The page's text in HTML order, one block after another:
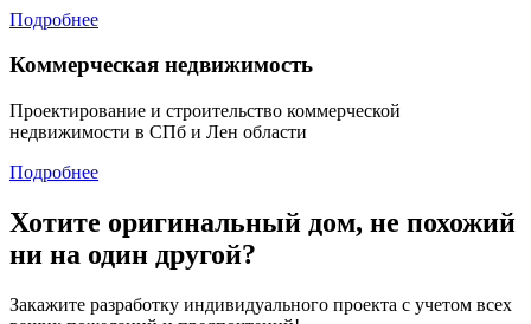
Подробнее
Коммерческая недвижимость
Проектирование и строительство коммерческой
недвижимости в СПб и Лен области
Подробнее
Хотите оригинальный дом, не похожий
ни на один другой?
Закажите разработку индивидуального проекта с учетом всех